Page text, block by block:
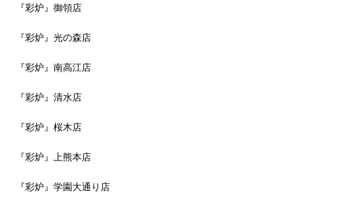
『彩炉』御領店
『彩炉』光の森店
『彩炉』南高江店
『彩炉』清水店
『彩炉』桜木店
『彩炉』上熊本店
『彩炉』学園大通り店